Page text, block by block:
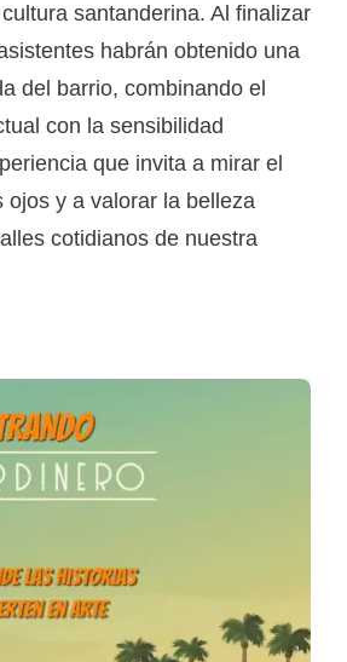
santanderina. Al finalizar
habrán obtenido una
del barrio, combinando el
con la sensibilidad
que invita a mirar el
ojos y a valorar la belleza
cotidianos de nuestra